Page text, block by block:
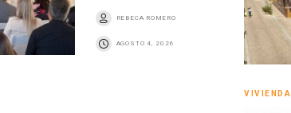
REBECA ROMERO
AGOSTO 4, 2026
VIVIENDA